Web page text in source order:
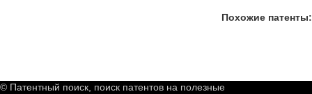
Похожие патенты:
© Патентный поиск, поиск патентов на полезные